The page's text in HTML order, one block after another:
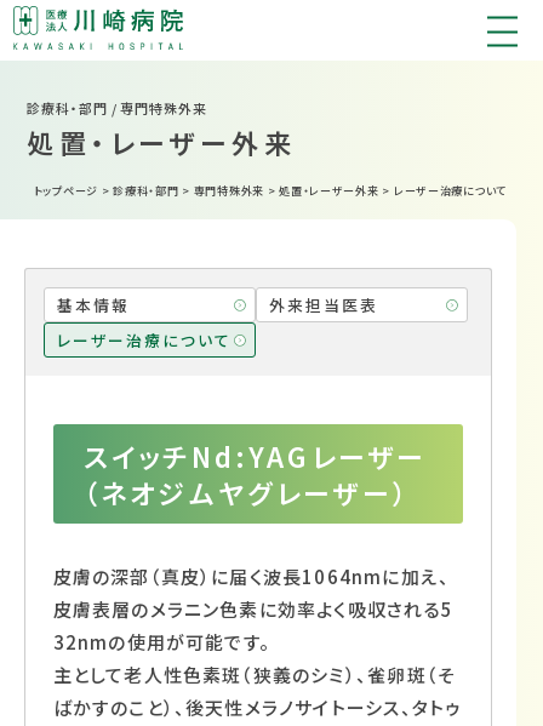
診療科・部門 / 専門特殊外来
処置・レーザー外来
トップページ >診療科・部門 > 専門特殊外来 >処置・レーザー外来 > レーザー治療について
基本情報
外来担当医表
レーザー治療について
スイッチNd:YAGレーザー
（ネオジムヤグレーザー）
皮膚の深部（真皮）に届く波長1064nmに加え、
皮膚表層のメラニン色素に効率よく吸収される5
32nmの使用が可能です。
主として老人性色素斑（狭義のシミ）、雀卵斑（そ
ばかすのこと）、後天性メラノサイトーシス、タトゥ